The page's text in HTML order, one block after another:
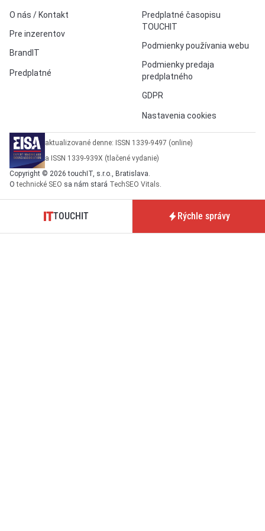
O nás / Kontakt
Pre inzerentov
BrandIT
Predplatné
Predplatné časopisu
TOUCHIT
Podmienky používania webu
Podmienky predaja
predplatného
GDPR
Nastavenia cookies
aktualizované denne: ISSN 1339-9497 (online)
a ISSN 1339-939X (tlačené vydanie)
Copyright © 2026 touchIT, s.r.o., Bratislava.
Otechnické SEO sa nám stará TechSEO Vitals.
TOUCHIT Rýchle správy